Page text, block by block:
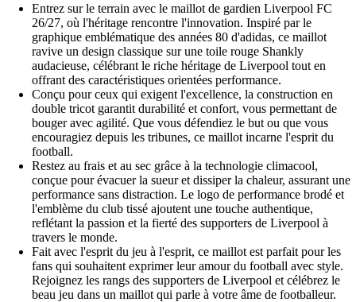
Entrez sur le terrain avec le maillot de gardien Liverpool FC
26/27, où l'héritage rencontre l'innovation. Inspiré par le
graphique emblématique des années 80 d'adidas, ce maillot
ravive un design classique sur une toile rouge Shankly
audacieuse, célébrant le riche héritage de Liverpool tout en
offrant des caractéristiques orientées performance.
Conçu pour ceux qui exigent l'excellence, la construction en
double tricot garantit durabilité et confort, vous permettant de
bouger avec agilité. Que vous défendiez le but ou que vous
encouragiez depuis les tribunes, ce maillot incarne l'esprit du
football.
Restez au frais et au sec grâce à la technologie climacool,
conçue pour évacuer la sueur et dissiper la chaleur, assurant une
performance sans distraction. Le logo de performance brodé et
l'emblème du club tissé ajoutent une touche authentique,
reflétant la passion et la fierté des supporters de Liverpool à
travers le monde.
Fait avec l'esprit du jeu à l'esprit, ce maillot est parfait pour les
fans qui souhaitent exprimer leur amour du football avec style.
Rejoignez les rangs des supporters de Liverpool et célébrez le
beau jeu dans un maillot qui parle à votre âme de footballeur.